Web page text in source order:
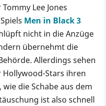
Lee Jones
Men in Black 3
nicht in die Anzüge
übernehmt die
Allerdings sehen
Stars ihren
die Schabe aus dem
ist also schnell